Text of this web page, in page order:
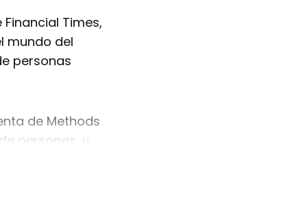
Times,
mundo del
personas
de Methods
personas, y